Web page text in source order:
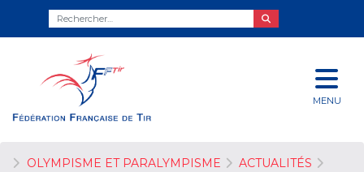
MENU
OLYMPISME ET PARALYMPISME
ACTUALITÉS